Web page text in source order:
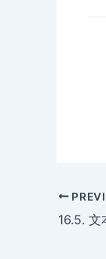
16.5. 文